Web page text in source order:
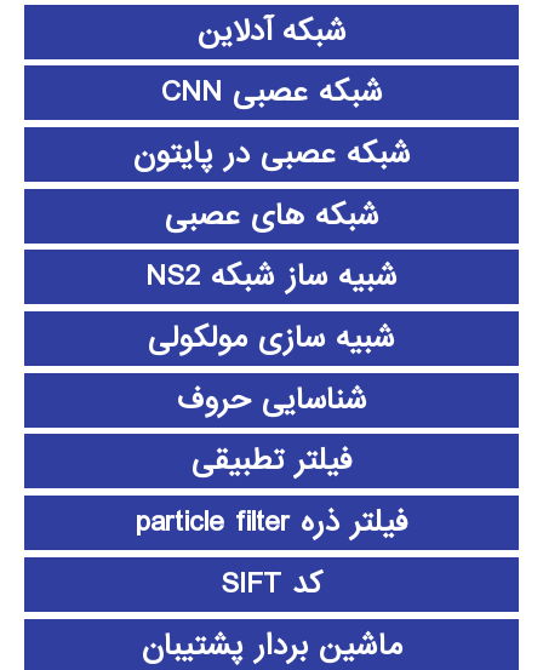
شبکه آدلاین
شبکه عصبی CNN
شبکه عصبی در پایتون
شبکه های عصبی
شبیه ساز شبکه NS2
شبیه سازی مولکولی
شناسایی حروف
فیلتر تطبیقی
فیلتر ذره particle filter
کد SIFT
ماشین بردار پشتیبان